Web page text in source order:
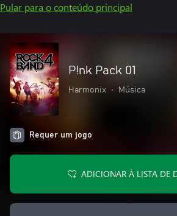
Pular para o conteúdo principal
P!nk Pack 01
Harmonix • Música
Requer um jogo
ADICIONAR À LISTA DE